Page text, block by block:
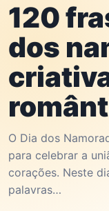
120
dos
O Dia dos
para celebrar a
corações. Neste
palavras…